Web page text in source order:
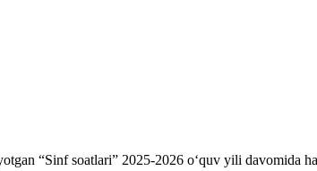
“Sinf soatlari” 2025-2026 oʻquv yili davomida